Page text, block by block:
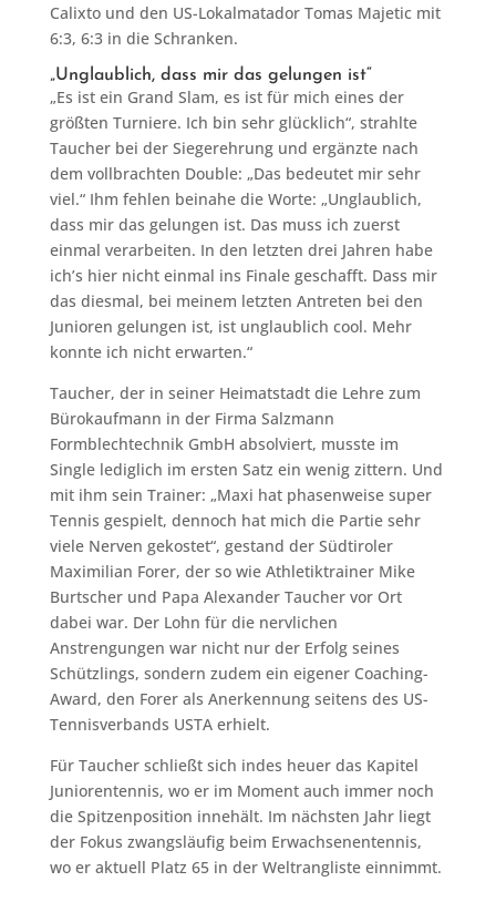
Calixto und den US-Lokalmatador Tomas Majetic mit
6:3, 6:3 in die Schranken.
„Unglaublich, dass mir das gelungen ist“
„Es ist ein Grand Slam, es ist für mich eines der
größten Turniere. Ich bin sehr glücklich“, strahlte
Taucher bei der Siegerehrung und ergänzte nach
dem vollbrachten Double: „Das bedeutet mir sehr
viel.“ Ihm fehlen beinahe die Worte: „Unglaublich,
dass mir das gelungen ist. Das muss ich zuerst
einmal verarbeiten. In den letzten drei Jahren habe
ich’s hier nicht einmal ins Finale geschafft. Dass mir
das diesmal, bei meinem letzten Antreten bei den
Junioren gelungen ist, ist unglaublich cool. Mehr
konnte ich nicht erwarten.“
Taucher, der in seiner Heimatstadt die Lehre zum
Bürokaufmann in der Firma Salzmann
Formblechtechnik GmbH absolviert, musste im
Single lediglich im ersten Satz ein wenig zittern. Und
mit ihm sein Trainer: „Maxi hat phasenweise super
Tennis gespielt, dennoch hat mich die Partie sehr
viele Nerven gekostet“, gestand der Südtiroler
Maximilian Forer, der so wie Athletiktrainer Mike
Burtscher und Papa Alexander Taucher vor Ort
dabei war. Der Lohn für die nervlichen
Anstrengungen war nicht nur der Erfolg seines
Schützlings, sondern zudem ein eigener Coaching-
Award, den Forer als Anerkennung seitens des US-
Tennisverbands USTA erhielt.
Für Taucher schließt sich indes heuer das Kapitel
Juniorentennis, wo er im Moment auch immer noch
die Spitzenposition innehält. Im nächsten Jahr liegt
der Fokus zwangsläufig beim Erwachsenentennis,
wo er aktuell Platz 65 in der Weltrangliste einnimmt.